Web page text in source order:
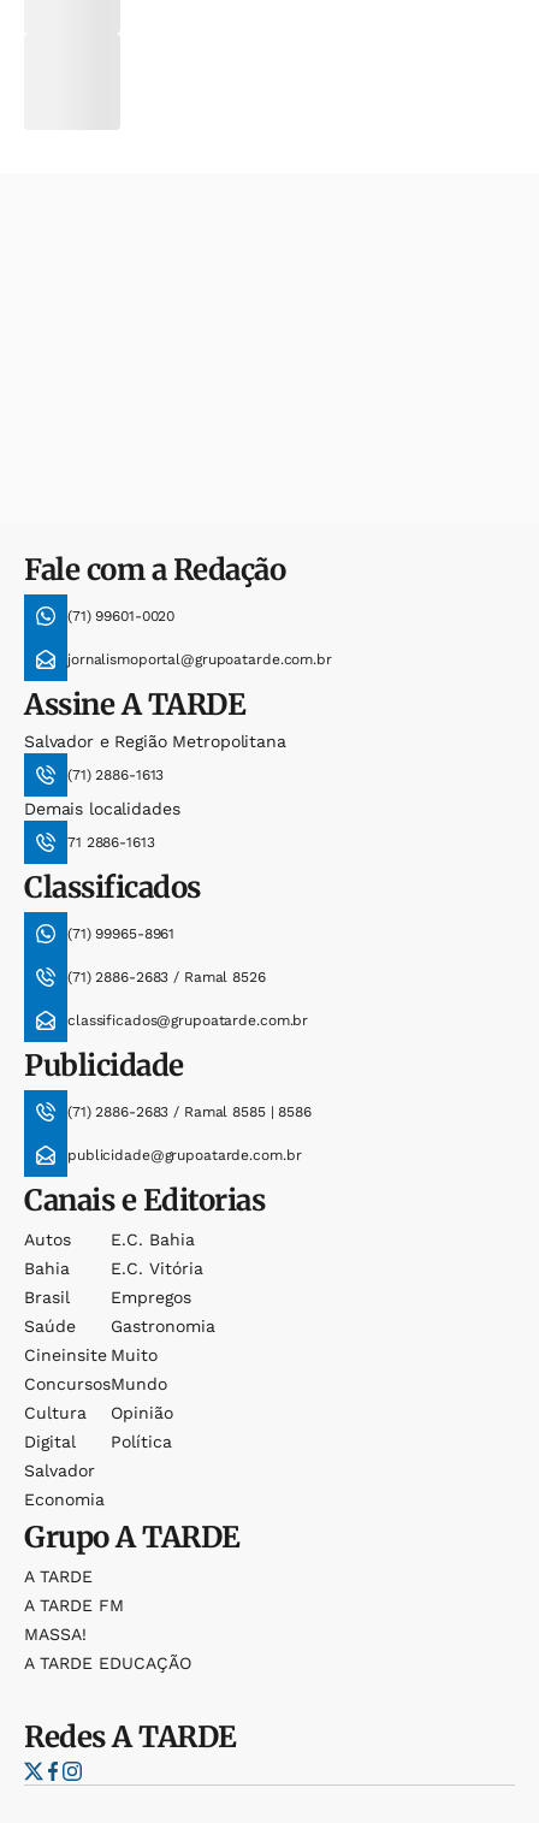
Fale com a Redação
(71) 99601-0020
jornalismoportal@grupoatarde.com.br
AssineA TARDE
Salvador e Região Metropolitana
(71) 2886-1613
Demais localidades
71 2886-1613
Classificados
(71) 99965-8961
(71) 2886-2683 / Ramal 8526
classificados@grupoatarde.com.br
Publicidade
(71) 2886-2683 / Ramal 8585 | 8586
publicidade@grupoatarde.com.br
Canais e Editorias
Autos
Bahia
Brasil
Saúde
Cineinsite
Concursos
Cultura
Digital
Salvador
Economia
E.c. Bahia
E.c. Vitória
Empregos
Gastronomia
Muito
Mundo
Opinião
Política
GrupoA TARDE
A TARDE
A TARDE FM
MASSA!
A TARDE EDUCAÇÃO
RedesA TARDE